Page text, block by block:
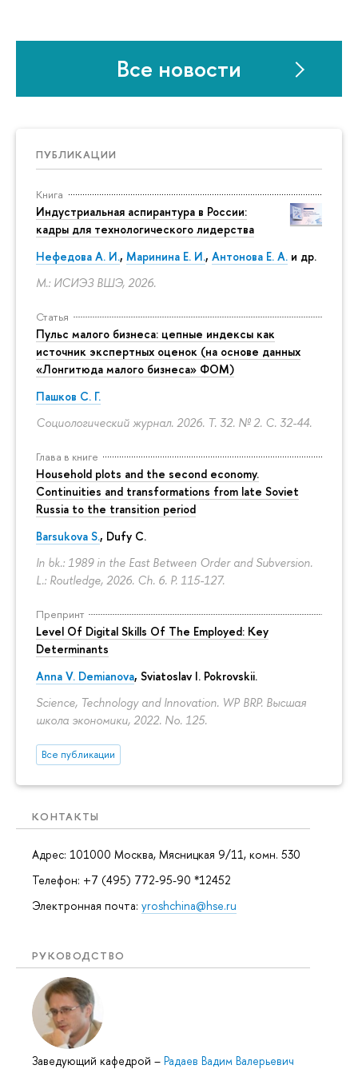
ПУБЛИКАЦИИ
Книга
Индустриальная аспирантура в России:
кадры для технологического лидерства
Нефедова А. И., Маринина Е. И., Антонова Е. А. и др.
М.: ИСИЭЗ ВШЭ, 2026.
Статья
Пульс малого бизнеса: цепные индексы как
источник экспертных оценок (на основе данных
«Лонгитюда малого бизнеса» ФОМ)
Пашков С. Г.
Социологический журнал. 2026. Т. 32. № 2. С. 32-44.
Глава в книге
Household plots and the second economy.
Continuities and transformations from late Soviet
Russia to the transition period
Barsukova S., Dufy C.
In bk.: 1989 in the East Between Order and Subversion.
L.: Routledge, 2026. Ch. 6. P. 115-127.
Препринт
Level Of Digital Skills Of The Employed: Key
Determinants
Anna V. Demianova, Sviatoslav I. Pokrovskii.
Science, Technology and Innovation. WP BRP. Высшая
школа экономики, 2022. No. 125.
Все публикации
КОНТАКТЫ
Адрес: 101000 Москва, Мясницкая 9/11, комн. 530
Телефон: +7 (495) 772-95-90 *12452
Электронная почта: yroshchina@hse.ru
РУКОВОДСТВО
Заведующий кафедрой – Радаев Вадим Валерьевич
Все новости